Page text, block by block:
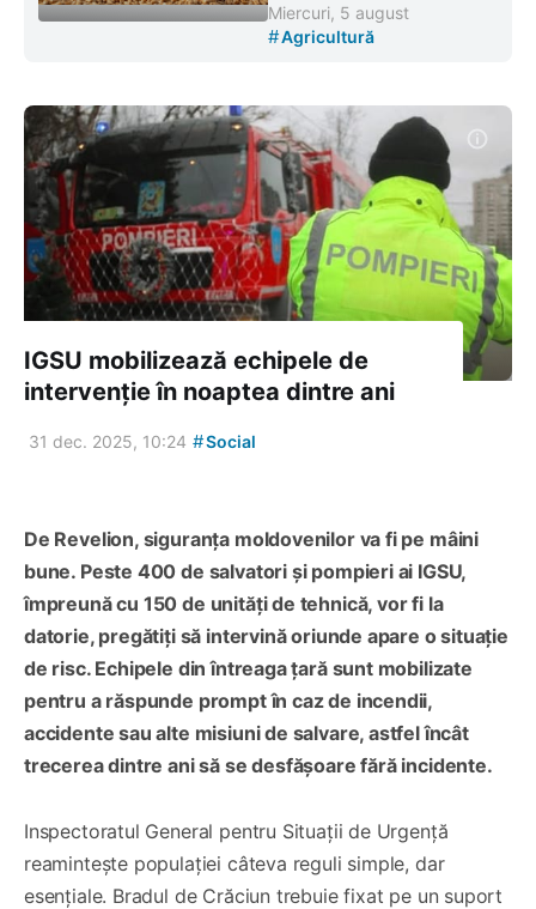
Miercuri, 5 august
#Agricultură
IGSU mobilizează echipele de
intervenție în noaptea dintre ani
31 dec. 2025, 10:24 #Social
De Revelion, siguranța moldovenilor va fi pe mâini
bune. Peste 400 de salvatori și pompieri ai IGSU,
împreună cu 150 de unități de tehnică, vor fi la
datorie, pregătiți să intervină oriunde apare o situație
de risc. Echipele din întreaga țară sunt mobilizate
pentru a răspunde prompt în caz de incendii,
accidente sau alte misiuni de salvare, astfel încât
trecerea dintre ani să se desfășoare fără incidente.
Inspectoratul General pentru Situații de Urgență
reamintește populației câteva reguli simple, dar
esențiale. Bradul de Crăciun trebuie fixat pe un suport